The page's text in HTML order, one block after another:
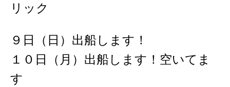
リック
９日（日）出船します！
１０日（月）出船します！空いてま
す